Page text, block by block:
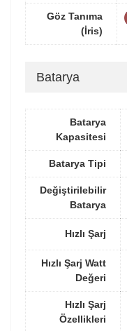
Göz Tanıma
(İris)
Batarya
Batarya
Kapasitesi
Batarya Tipi
Değiştirilebilir
Batarya
Hızlı Şarj
Hızlı Şarj Watt
Değeri
Hızlı Şarj
Özellikleri